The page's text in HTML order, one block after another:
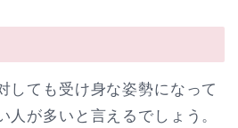
しても受け身な姿勢になって
人が多いと言えるでしょう。